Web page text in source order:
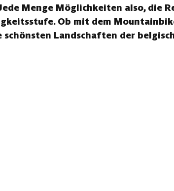
Menge Möglichkeiten also, die
Ob mit dem
schönsten Landschaften der